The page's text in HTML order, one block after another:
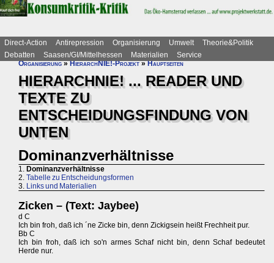
Direct-Action Antirepression Organisierung Umwelt
Theorie&Politik
Debatten
Saasen/GI/Mittelhessen Materialien
Service
Organisierung»HierarchNIE!-Projekt»Hauptseiten
HIERARCHNIE! ... READER UND
TEXTE ZU
ENTSCHEIDUNGSFINDUNG VON
UNTEN
Dominanzverhältnisse
1. Dominanzverhältnisse
2. Tabelle zu Entscheidungsformen
3. Links und Materialien
Zicken – (Text: Jaybee)
d C
Ich bin froh, daß ich ´ne Zicke bin, denn Zickigsein heißt Frechheit pur.
Bb C
Ich bin froh, daß ich so'n armes Schaf nicht bin, denn Schaf bedeutet
Herde nur.